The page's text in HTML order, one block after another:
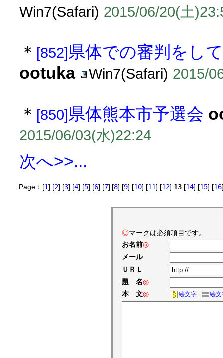
Win7(Safari) 2015/06/20(土
＊ [852]県体での審判をし
ootuka
Win7(Safari) 2015/
＊ [850]県体熊本市予選会
2015/06/03(水)22:24
次へ>>...
Page：[1] [2] [3] [4] [5] [6] [7] [8] [9] [10] [11] [12] 13 [14] [15] [16
◎マークは必須項目です。
お名前◎
メール
ＵＲＬ
題 名◎
本 文◎ 絵文字 絵文